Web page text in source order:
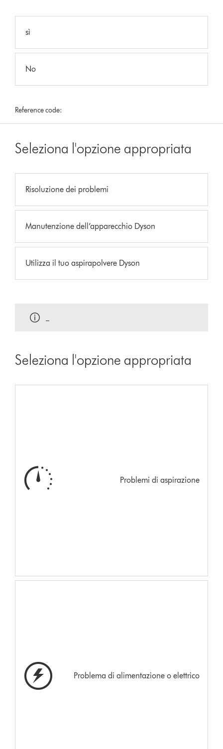
sì
No
Reference code:
Seleziona l'opzione appropriata
Risoluzione dei problemi
Manutenzione dell’apparecchio Dyson
Utilizza il tuo aspirapolvere Dyson
Seleziona l'opzione appropriata
Problemi di aspirazione
Problema di alimentazione o elettrico